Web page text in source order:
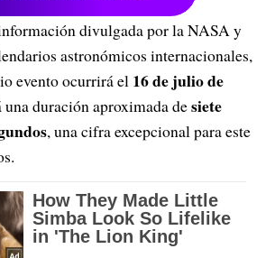
divulgada por la NASA y
astronómicos internacionales,
evento ocurrirá el 16 de julio de
una duración aproximada desiete
, una cifra excepcional para este